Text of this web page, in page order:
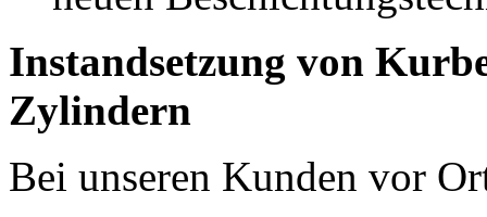
Instandsetzung von
Zylindern
Bei unseren Kunden vor